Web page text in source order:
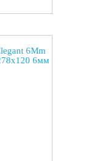
6Mm
6мм